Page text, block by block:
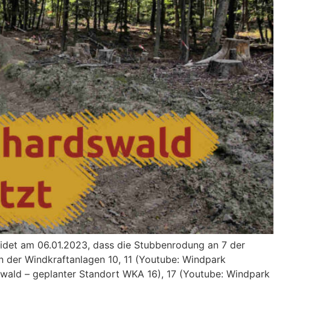
am 06.01.2023, dass die Stubbenrodung an 7 der
Windkraftanlagen 10, 11 (Youtube: Windpark
– geplanter Standort WKA 16), 17 (Youtube: Windpark